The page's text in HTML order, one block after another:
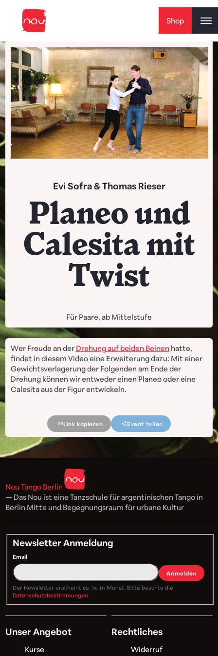
Shop
Play Video
Planeo und
Calesita mit
Twist
Evi Sofra& Thomas Rieser
Für Paare, ab Mittelstufe
Wer Freude an der Drehung auf beiden Beinen hatte,
findet in diesem Video eine Erweiterung dazu: Mit einer
Gewichtsverlagerung der Folgenden am Ende der
Drehung können wir entweder einen Planeo oder eine
Calesita aus der Figur entwickeln.
Link kopieren Event teilen
Nou Tango Berlin
— Das Nou ist eine Tanzschule für argentinischen Tango in
Berlin Mitte und Begegnungsraum für urbane Kultur
Newsletter Anmeldung
Email
Anmelden
Der Newsletter erscheint ca. 1x im Monat. Bitte beachte die
Datenschutzbestimmungen.
Unser Angebot
Kurse
Rechtliches
Widerruf